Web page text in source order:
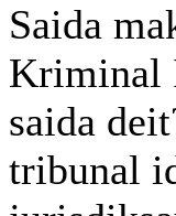
Saida
Kriminal
saida
tribunal